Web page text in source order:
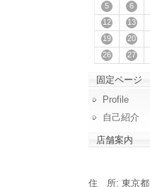
5
6
12
13
19
20
26
27
固定ページ
Profile
自己紹介
店舗案内
住 所: 東京都